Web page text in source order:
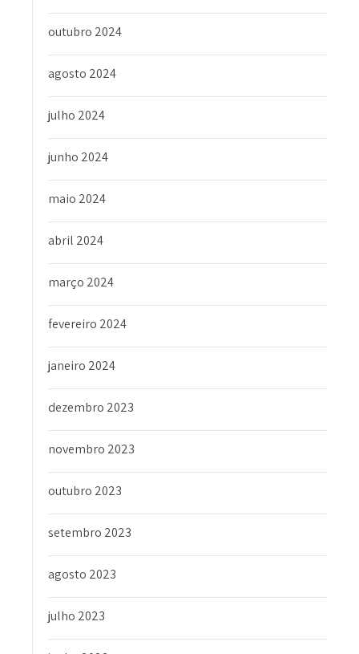
outubro 2024
agosto 2024
julho 2024
junho 2024
maio 2024
abril 2024
março 2024
fevereiro 2024
janeiro 2024
dezembro 2023
novembro 2023
outubro 2023
setembro 2023
agosto 2023
julho 2023